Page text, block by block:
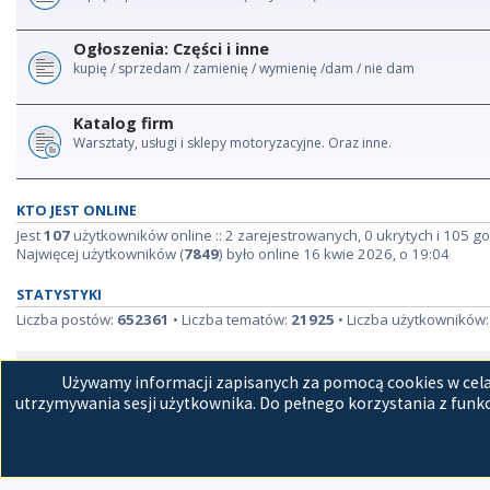
Ogłoszenia: Części i inne
kupię / sprzedam / zamienię / wymienię /dam / nie dam
Katalog firm
Warsztaty, usługi i sklepy motoryzacyjne. Oraz inne.
KTO JEST ONLINE
Jest107użytkowników online :: 2 zarejestrowanych, 0 ukrytych i 105
Najwięcej użytkowników (7849) było online 16 kwie 2026, o 19:04
STATYSTYKI
Liczba postów: 652361 • Liczba tematów: 21925 • Liczba użytkowników:
Używamy informacji zapisanych za pomocą cookies w
utrzymywania sesji użytkownika. Do pełnego korzystania z
Strona główna